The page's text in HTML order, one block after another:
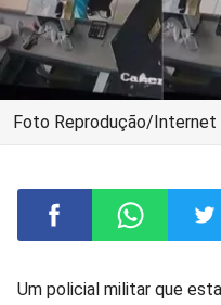
Foto Reprodução/Internet
Compartilhar
Um policial militar que